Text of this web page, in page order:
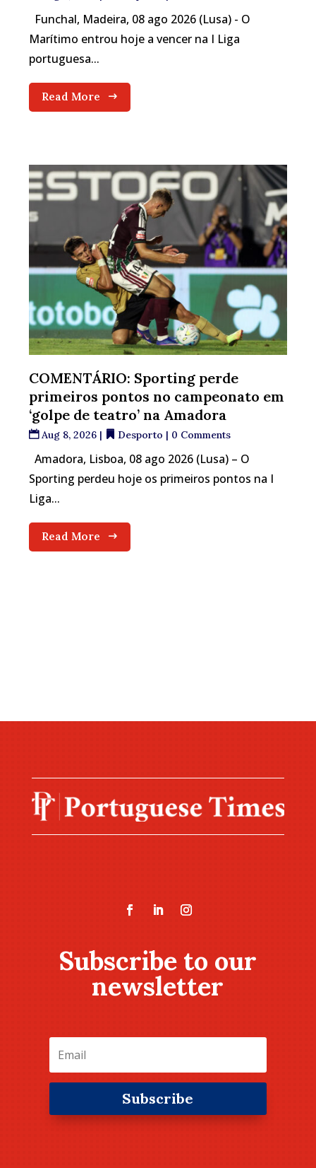
Funchal, Madeira, 08 ago 2026 (Lusa) - O
Marítimo entrou hoje a vencer na I Liga
portuguesa...
Read More
COMENTÁRIO: Sporting perde
primeiros pontos no campeonato em
‘golpe de teatro’ na Amadora
Aug 8, 2026 | Desporto | 0 Comments
Amadora, Lisboa, 08 ago 2026 (Lusa) – O
Sporting perdeu hoje os primeiros pontos na I
Liga...
Read More
Subscribe to our
newsletter
Subscribe